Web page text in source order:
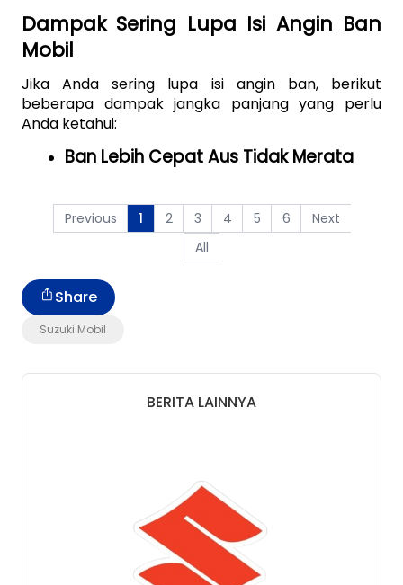
Dampak Sering Lupa Isi Angin Ban
Mobil
Jika Anda sering lupa isi angin ban, berikut
beberapa dampak jangka panjang yang perlu
Anda ketahui:
Ban Lebih Cepat Aus Tidak Merata
Previous 1 2 3 4 5 6
Next
All
Suzuki Mobil
Share
BERITA LAINNYA